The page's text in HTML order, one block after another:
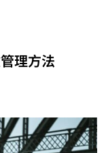
理方法